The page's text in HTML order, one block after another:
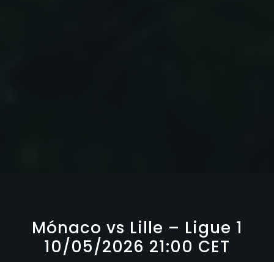
Mónaco vs Lille – Ligue 1
10/05/2026 21:00 CET